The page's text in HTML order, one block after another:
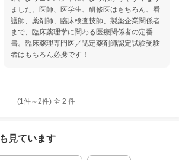
ました。医師、医学生、研修医はもちろん、看
護師、薬剤師、臨床検査技師、製薬企業関係者
まで、臨床薬理学に関わる医療関係者の定番
書。臨床薬理専門医／認定薬剤師認定試験受験
者はもちろん必携です！
(1件～2件) 全 2 件
も見ています